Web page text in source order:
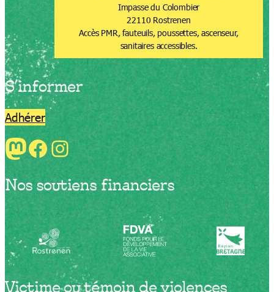
Impasse du Colombier
22110 Rostrenen
Accès PMR, fauteuils, poussettes, ascenseur,
sanitaires accessibles.
S’informer
Adhérer
Mastodon Facebook Instagram
Nos soutiens financiers
Victime ou témoin de violences